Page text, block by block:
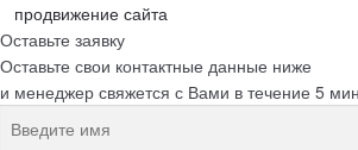
продвижение сайта
Оставьте заявку
Оставьте свои контактные данные ниже
и менеджер свяжется с Вами в течение 5